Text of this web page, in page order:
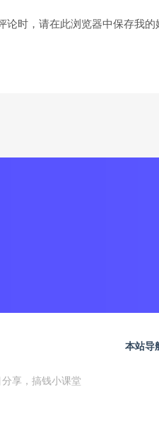
论时，请在此浏览器中保存我
享，搞钱小课堂
本站导